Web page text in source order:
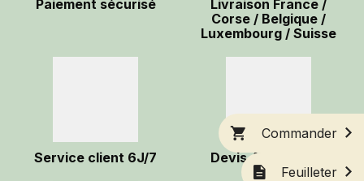
Paiement sécurisé
Livraison France /
Corse / Belgique /
Luxembourg / Suisse
Service client 6J/7 Devis 48H chrono
Commander
Feuilleter